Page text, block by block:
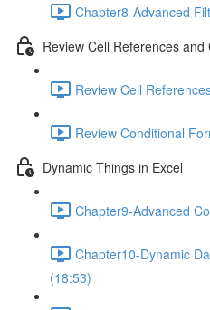
Chapter8-Advanced
Review Cell References
Review Cell
Review Conditional
Dynamic Things in Excel
Chapter9-Advanced
Chapter10-Dynamic
(18:53)